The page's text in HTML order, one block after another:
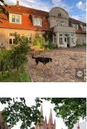
©